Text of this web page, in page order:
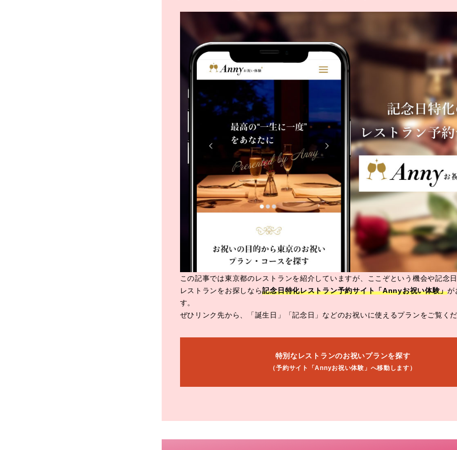
この記事では東京都のレストランを紹介していますが、ここぞという機会や記念
レストランをお探しなら記念日特化レストラン予約サイト「Annyお祝い体験」が
す。
ぜひリンク先から、「誕生日」「記念日」などのお祝いに使えるプランをご覧くだ
特別なレストランのお祝いプランを探す
（予約サイト「Annyお祝い体験」へ移動します）